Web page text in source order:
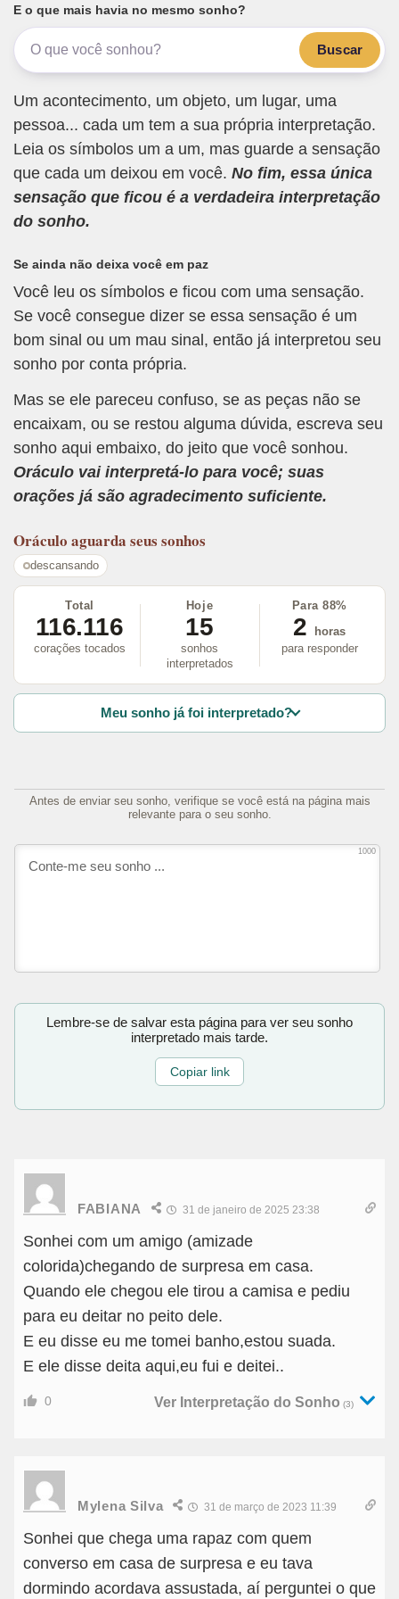
E o que mais havia no mesmo sonho?
Buscar
Um acontecimento, um objeto, um lugar, uma
pessoa... cada um tem a sua própria interpretação.
Leia os símbolos um a um, mas guarde a sensação
que cada um deixou em você. No fim, essa única
sensação que ficou é a verdadeira interpretação
do sonho.
Se ainda não deixa você em paz
Você leu os símbolos e ficou com uma sensação.
Se você consegue dizer se essa sensação é um
bom sinal ou um mau sinal, então já interpretou seu
sonho por conta própria.
Mas se ele pareceu confuso, se as peças não se
encaixam, ou se restou alguma dúvida, escreva seu
sonho aqui embaixo, do jeito que você sonhou.
Oráculo vai interpretá-lo para você; suas
orações já são agradecimento suficiente.
Oráculo aguarda seus sonhos
descansando
Total
116.116
corações tocados
Hoje
15
sonhos
interpretados
Para 88%
2
horas
para responder
Meu sonho já foi interpretado?
Antes de enviar seu sonho, verifique se você está na página mais
relevante para o seu sonho.
1000
Lembre-se de salvar esta página para ver seu sonho
interpretado mais tarde.
Copiar link
FABIANA 31 de janeiro de 2025 23:38
Sonhei com um amigo (amizade
colorida)chegando de surpresa em casa.
Quando ele chegou ele tirou a camisa e pediu
para eu deitar no peito dele.
E eu disse eu me tomei banho,estou suada.
E ele disse deita aqui,eu fui e deitei..
0 Ver Interpretação do Sonho (3)
Mylena Silva 31 de março de 2023 11:39
Sonhei que chega uma rapaz com quem
converso em casa de surpresa e eu tava
dormindo acordava assustada, aí perguntei o que